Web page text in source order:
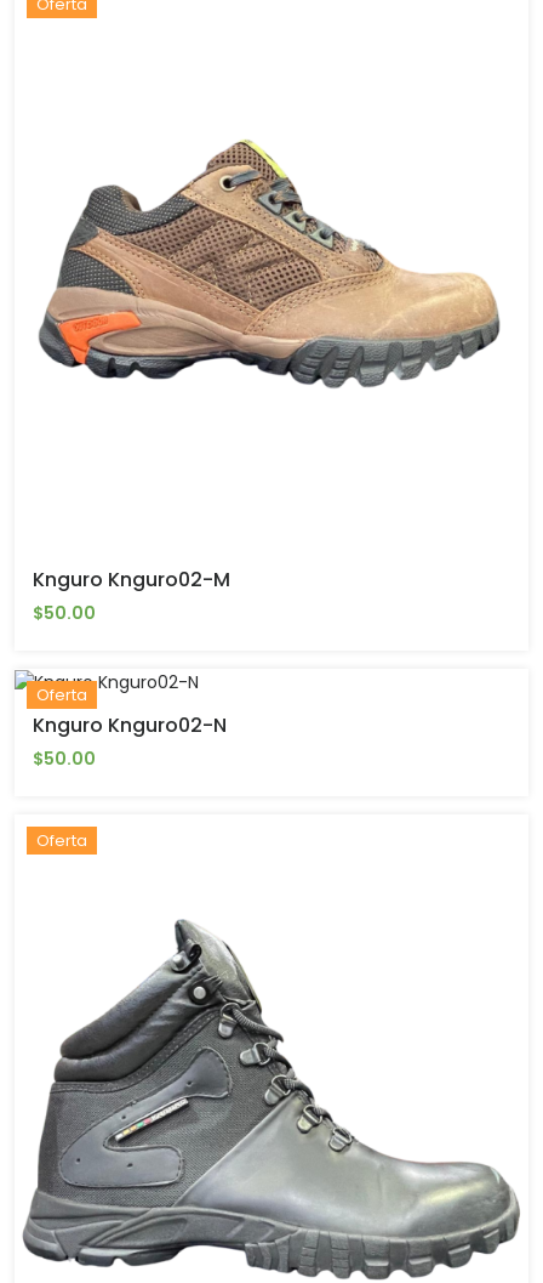
Knguro Knguro02-M
$50.00
Oferta
Knguro Knguro02-N
$50.00
Oferta